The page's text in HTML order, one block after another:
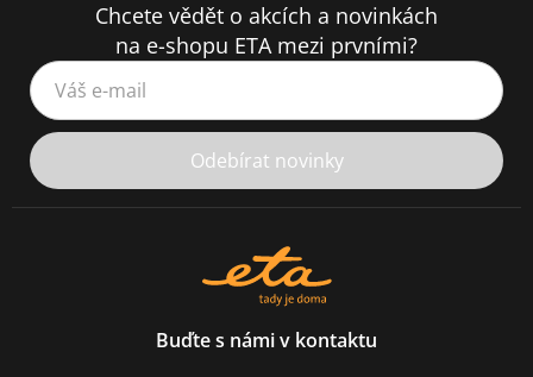
Chcete vědět o akcích a novinkách
na e-shopu ETA mezi prvními?
Váš e-mail
Odebírat novinky
Buďte s námi v kontaktu